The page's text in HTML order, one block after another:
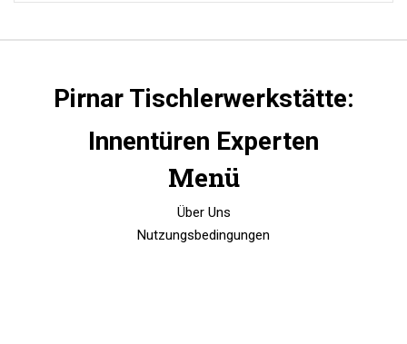
Pirnar Tischlerwerkstätte:
Innentüren Experten
Menü
Über Uns
Nutzungsbedingungen